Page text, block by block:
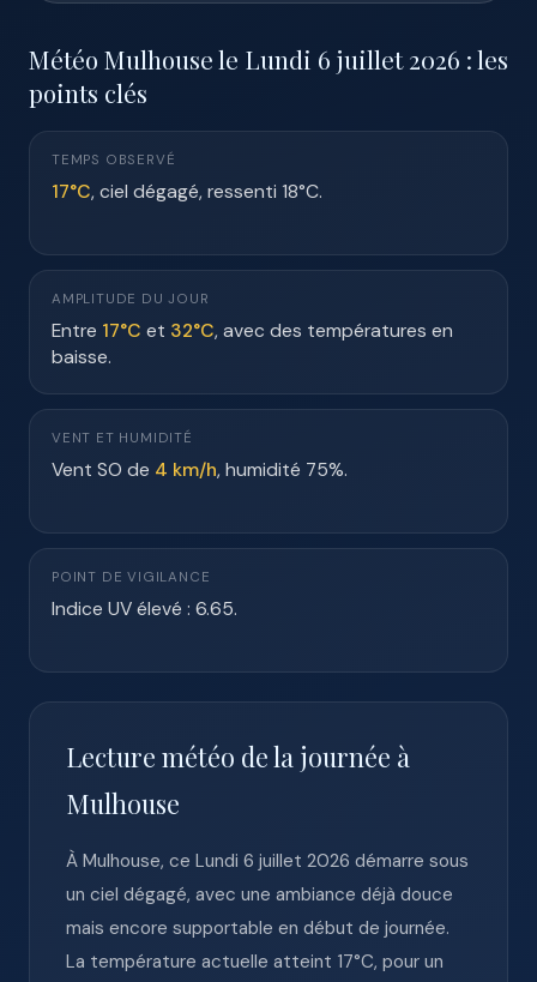
Météo Mulhouse le Lundi 6 juillet 2026 : les
points clés
TEMPS OBSERVÉ
17°C, ciel dégagé, ressenti 18°C.
AMPLITUDE DU JOUR
Entre 17°C et 32°C, avec des températures en
baisse.
VENT ET HUMIDITÉ
Vent SO de 4 km/h, humidité 75%.
POINT DE VIGILANCE
Indice UV élevé : 6.65.
Lecture météo de la journée à
Mulhouse
À Mulhouse, ce Lundi 6 juillet 2026 démarre sous
un ciel dégagé, avec une ambiance déjà douce
mais encore supportable en début de journée.
La température actuelle atteint 17°C, pour un